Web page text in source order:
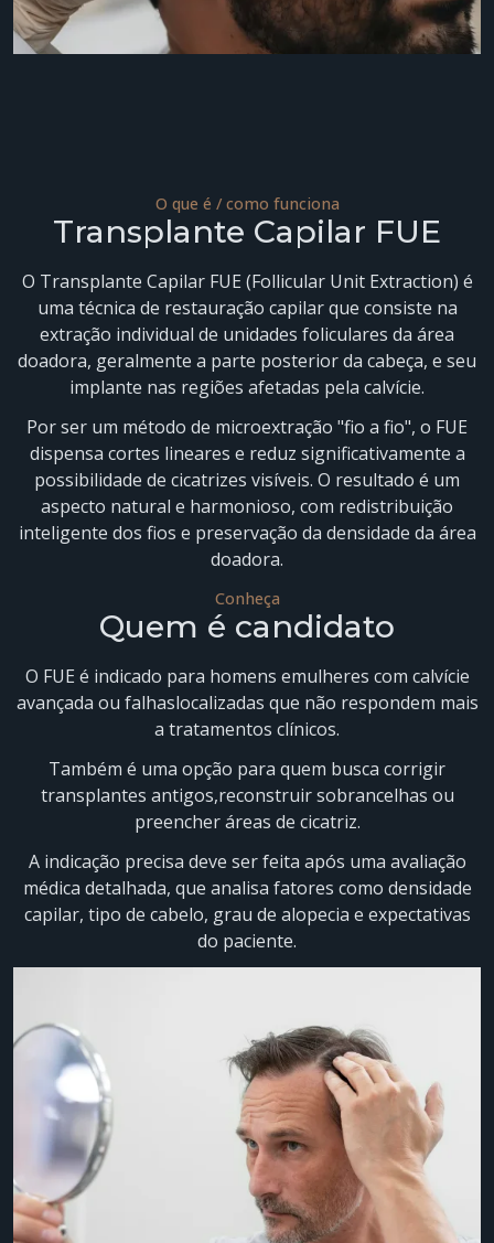
O que é / como funciona
Transplante Capilar FUE
O Transplante Capilar FUE (Follicular Unit Extraction) é
uma técnica de restauração capilar que consiste na
extração individual de unidades foliculares da área
doadora, geralmente a parte posterior da cabeça, e seu
implante nas regiões afetadas pela calvície.
Por ser um método de microextração "fio a fio", o FUE
dispensa cortes lineares e reduz significativamente a
possibilidade de cicatrizes visíveis. O resultado é um
aspecto natural e harmonioso, com redistribuição
inteligente dos fios e preservação da densidade da área
doadora.
Conheça
Quem é candidato
O FUE é indicado para homens emulheres com calvície
avançada ou falhaslocalizadas que não respondem mais
a tratamentos clínicos.
Também é uma opção para quem busca corrigir
transplantes antigos,reconstruir sobrancelhas ou
preencher áreas de cicatriz.
A indicação precisa deve ser feita após uma avaliação
médica detalhada, que analisa fatores como densidade
capilar, tipo de cabelo, grau de alopecia e expectativas
do paciente.